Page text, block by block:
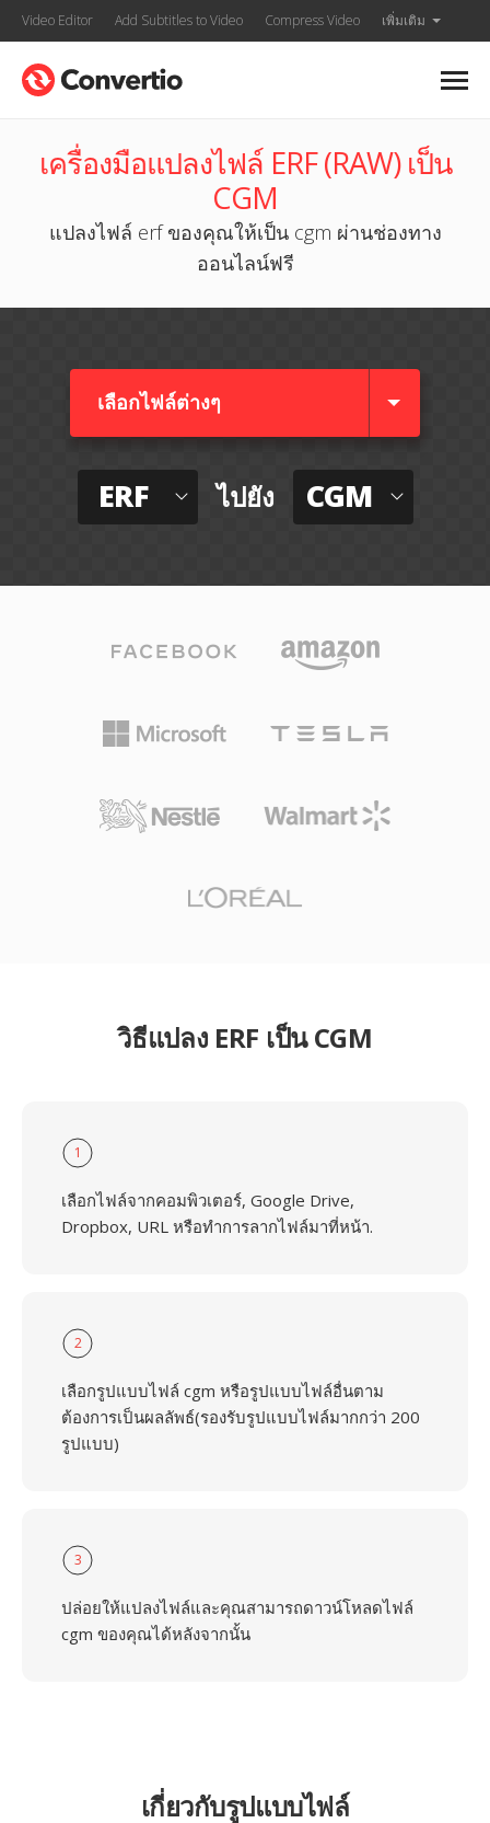
Video Editor Add Subtitles to Video Compress Video เพิ่มเติม
เครื่องมือแปลงไฟล์ ERF (RAW) เป็น
CGM
แปลงไฟล์ erf ของคุณให้เป็น cgm ผ่านช่องทาง
ออนไลน์ฟรี
เลือกไฟล์ต่างๆ​
ERF ไปยัง CGM
วิธีแปลง ERF เป็น CGM
1
เลือกไฟล์จากคอมพิวเตอร์, Google Drive,
Dropbox, URL หรือทำการลากไฟล์มาที่หน้า.
2
เลือกรูปแบบไฟล์ cgm หรือรูปแบบไฟล์อื่นตาม
ต้องการเป็นผลลัพธ์(รองรับรูปแบบไฟล์มากกว่า 200
รูปแบบ)
3
ปล่อยให้แปลงไฟล์และคุณสามารถดาวน์โหลดไฟล์
cgm ของคุณได้หลังจากนั้น
เกี่ยวกับรูปแบบไฟล์